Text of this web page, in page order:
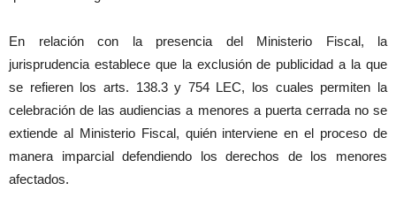
En relación con la presencia del Ministerio Fiscal, la
jurisprudencia establece que la exclusión de publicidad a la que
se refieren los arts. 138.3 y 754 LEC, los cuales permiten la
celebración de las audiencias a menores a puerta cerrada no se
extiende al Ministerio Fiscal, quién interviene en el proceso de
manera imparcial defendiendo los derechos de los menores
afectados.